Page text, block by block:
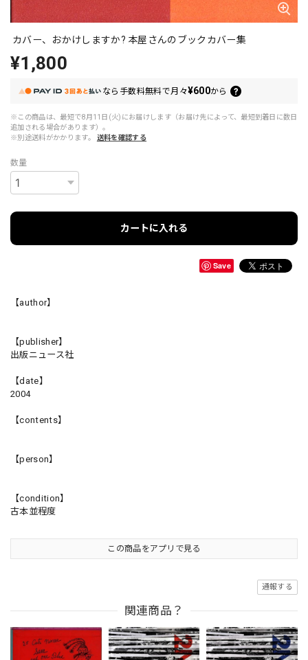
カバー、おかけしますか? 本屋さんのブックカバー集
¥1,800
なら 手数料無料で月々¥600から
※この商品は、最短で8月11日(火)にお届けします（お届け先によって、最短到着日に数日
追加される場合があります）。
※別途送料がかかります。
送料を確認する
数量
カートに入れる
Save
【author】
【publisher】
出版ニュース社
【date】
2004
【contents】
【person】
【condition】
古本並程度
この商品をアプリで見る
通報する
関連商品？